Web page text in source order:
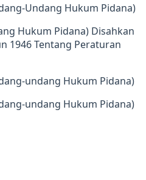
Undang Hukum Pidana)
Hukum Pidana) Disahkan
1946 Tentang Peraturan
undang Hukum Pidana)
undang Hukum Pidana)